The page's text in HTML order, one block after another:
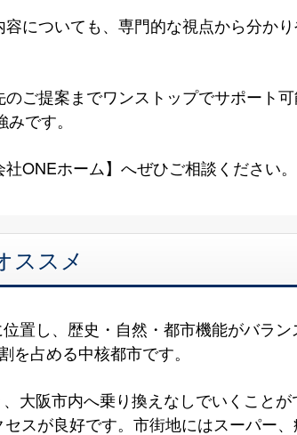
についても、専門的な視点から分かり
ご提案までワンストップでサポート
です。
ONEホーム】へぜひご相談ください。
ススメ
置し、歴史・自然・都市機能がバラン
占める中核都市です。
大阪市内へ乗り換えなしでいくことが
スが良好です。市街地にはスーパー、